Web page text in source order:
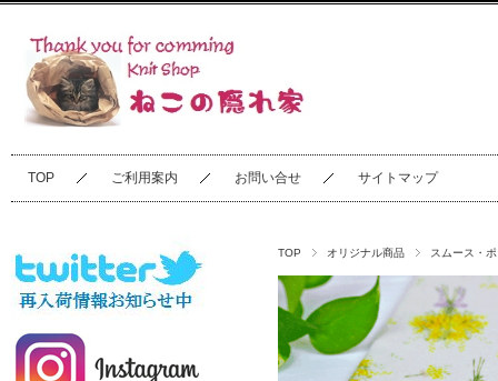
TOP ご利用案内 お問い合せ サイトマップ
TOP オリジナル商品 スムース・